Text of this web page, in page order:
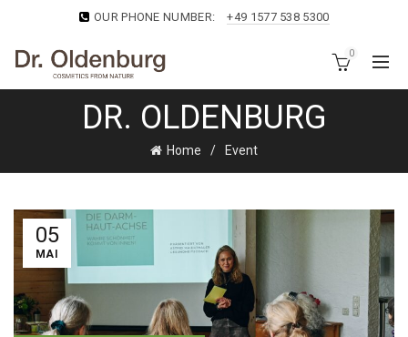
OUR PHONE NUMBER: +49 1577 538 5300
0
DR. OLDENBURG
Home Event
05
MAI